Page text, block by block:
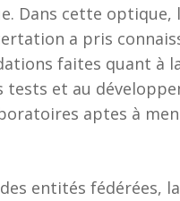
Dans cette optique,
a pris
faites quant à
tests et au
aptes à
entités fédérées, la